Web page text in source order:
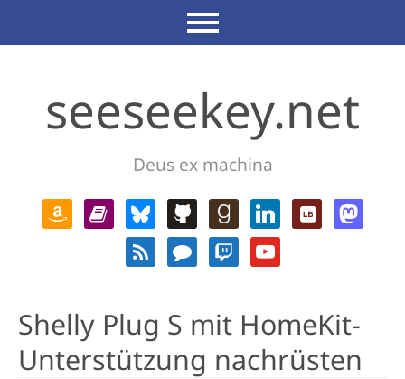
seeseekey.net
Deus ex machina
Shelly Plug S mit HomeKit-
Unterstützung nachrüsten